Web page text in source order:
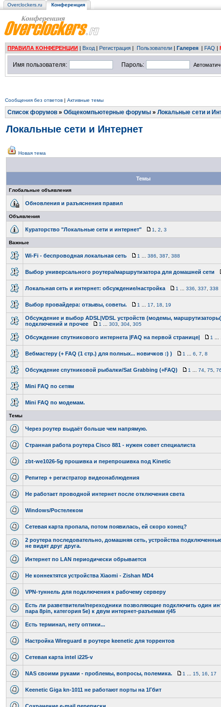
Overclockers.ru Конференция
ПРАВИЛА КОНФЕРЕНЦИИ | Вход | Регистрация | Пользователи | Галерея | FAQ |
Имя пользователя: Пароль:
Сообщения без ответов | Активные темы
Список форумов » Общекомпьютерные форумы » Локальные сети и
Локальные сети и Интернет
Новая тема
Темы
Глобальные объявления
Обновления и разъяснения правил
Объявления
Кураторство "Локальные сети и интернет" 1 2 3
Важные
Wi-Fi - беспроводная локальная сеть 1 386 387 388
Выбор универсального роутера/маршрутизатора для домашней сети
Локальная сеть и интернет: обсуждение/настройка 1 336 337 338
Выбор провайдера: отзывы, советы. 1 17 18 19
Обсуждение и выбор ADSL|VDSL устройств (модемы,
подключений и прочее
1 303 304 305
Обсуждение спутникового интернета |FAQ на первой странице| 1
Вебмастеру (+ FAQ (1 стр.) для полных... новичков :) ) 1 6 7 8
Обсуждение спутниковой рыбалки/Sat Grabbing (+FAQ) 1 74 75
Мini FAQ по сетям
Mini FAQ по модемам.
Темы
Через роутер выдаёт больше чем напрямую.
Странная работа роутера Cisco 881 - нужен совет специалиста
zbt-we1026-5g прошивка и перепрошивка под Kinetic
Репитер + регистратор видеонаблюдения
Не работает проводной интернет после отключения света
Windows/Ростелеком
Сетевая карта пропала, потом появилась, ей скоро конец?
2 роутера последовательно, домашняя сеть, устройства
не видят друг друга.
Интернет по LAN периодически обрывается
Не коннектятся устройства Xiaomi - Zishan MD4
VPN-туннель для подключения к рабочему серверу
Есть ли разветвители/переходники позволяющие подключить один
пара 8pin, категория 5е) к двум интернет-разъемам rj45
Есть терминал, нету оптики...
Настройка Wireguard в роутере keenetic для торрентов
Сетевая карта intel i225-v
NAS своими руками - проблемы, вопросы, полемика. 1 15 16 17
Keenetic Giga kn-1011 не работают порты на 1Гбит